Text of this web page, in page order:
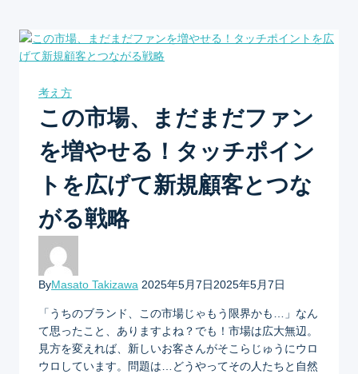
考え方
この市場、まだまだファン
を増やせる！タッチポイン
トを広げて新規顧客とつな
がる戦略
ByMasato Takizawa 2025年5月7日2025年5月7日
「うちのブランド、この市場じゃもう限界かも…」なん
て思ったこと、ありますよね？でも！市場は広大無辺。
見方を変えれば、新しいお客さんがそこらじゅうにウロ
ウロしています。問題は…どうやってその人たちと自然